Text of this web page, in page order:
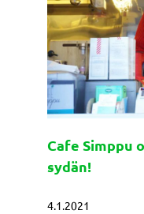
Cafe Simppu
sydän!
4.1.2021